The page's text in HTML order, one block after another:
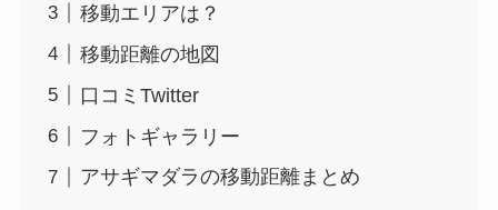
移動エリアは？
移動距離の地図
口コミTwitter
フォトギャラリー
アサギマダラの移動距離まとめ